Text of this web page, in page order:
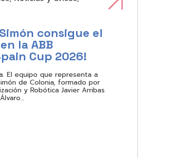
consigue el
la ABB
Cup 2026!
El equipo que representa a
de Colonia, formado por
y Robótica Javier Arribas